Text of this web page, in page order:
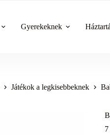
Gyerekeknek
Játékok a legkisebbeknek